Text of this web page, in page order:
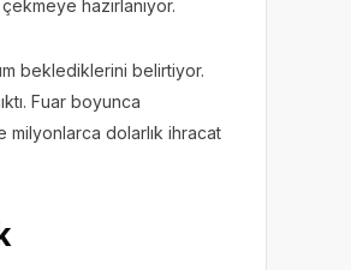
hazırlanıyor.
beklediklerini belirtiyor.
Fuar boyunca
dolarlık ihracat